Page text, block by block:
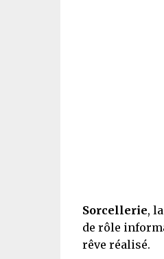
Sorcellerie,
de rôle
rêve réalisé.